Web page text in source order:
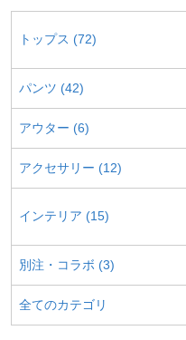
トップス (72)
パンツ (42)
アウター (6)
アクセサリー (12)
インテリア (15)
別注・コラボ (3)
全てのカテゴリ